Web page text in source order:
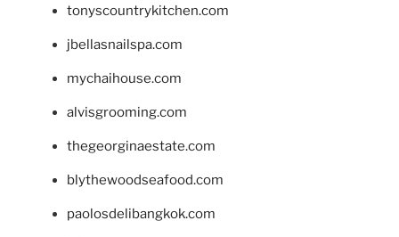
tonyscountrykitchen.com
jbellasnailspa.com
mychaihouse.com
alvisgrooming.com
thegeorginaestate.com
blythewoodseafood.com
paolosdelibangkok.com